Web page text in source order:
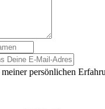
persönlichen